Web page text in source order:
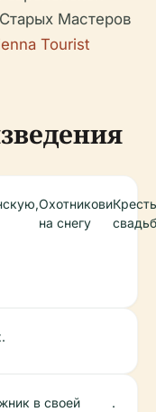
Мастеров
Tourist
,Охотников
на снегу
и
.
в своей
.